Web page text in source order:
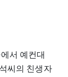
서 예컨대
씨의 친생자